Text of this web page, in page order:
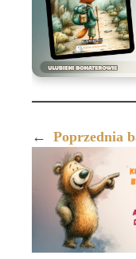
← Poprzednia